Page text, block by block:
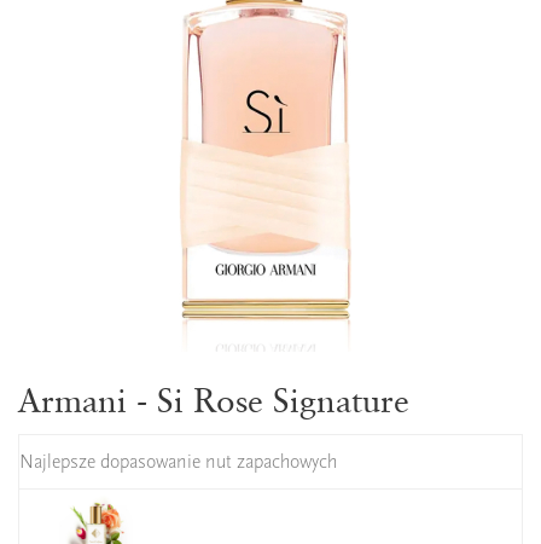
Armani - Si Rose Signature
Najlepsze dopasowanie nut zapachowych